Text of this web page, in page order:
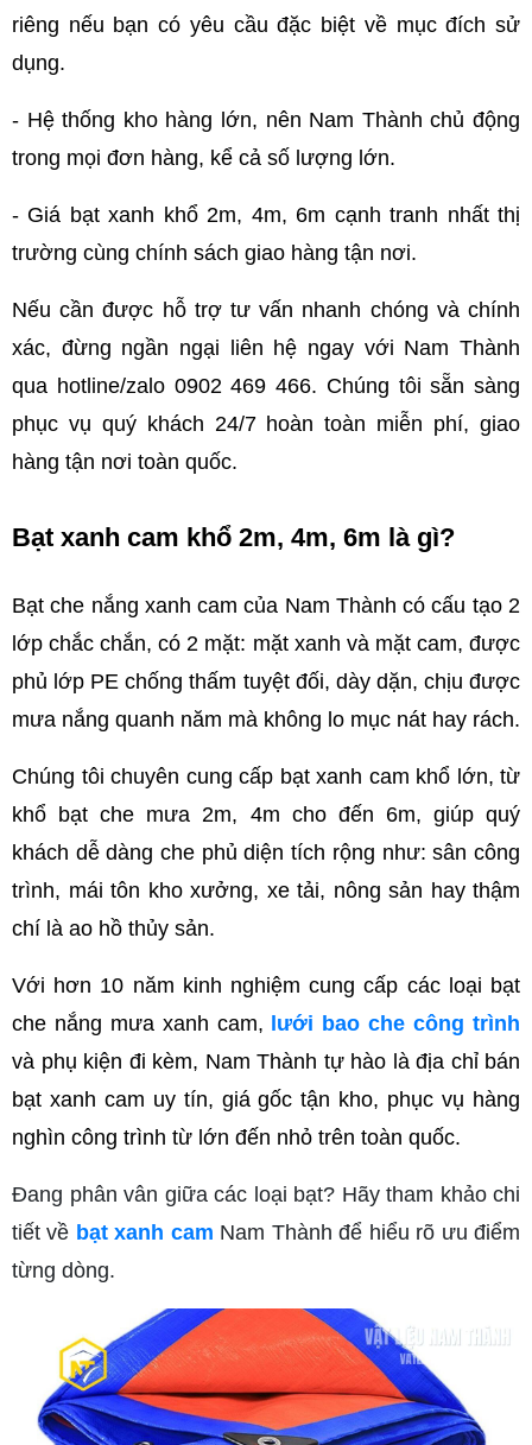
riêng nếu bạn có yêu cầu đặc biệt về mục đích sử
dụng.
- Hệ thống kho hàng lớn, nên Nam Thành chủ động
trong mọi đơn hàng, kể cả số lượng lớn.
- Giá bạt xanh khổ 2m, 4m, 6m cạnh tranh nhất thị
trường cùng chính sách giao hàng tận nơi.
Nếu cần được hỗ trợ tư vấn nhanh chóng và chính
xác, đừng ngần ngại liên hệ ngay với Nam Thành
qua hotline/zalo 0902 469 466. Chúng tôi sẵn sàng
phục vụ quý khách 24/7 hoàn toàn miễn phí, giao
hàng tận nơi toàn quốc.
Bạt xanh cam khổ 2m, 4m, 6m là gì?
Bạt che nắng xanh cam của Nam Thành có cấu tạo 2
lớp chắc chắn, có 2 mặt: mặt xanh và mặt cam, được
phủ lớp PE chống thấm tuyệt đối, dày dặn, chịu được
mưa nắng quanh năm mà không lo mục nát hay rách.
Chúng tôi chuyên cung cấp bạt xanh cam khổ lớn, từ
khổ bạt che mưa 2m, 4m cho đến 6m, giúp quý
khách dễ dàng che phủ diện tích rộng như: sân công
trình, mái tôn kho xưởng, xe tải, nông sản hay thậm
chí là ao hồ thủy sản.
Với hơn 10 năm kinh nghiệm cung cấp các loại bạt
che nắng mưa xanh cam, lưới bao che công trình
và phụ kiện đi kèm, Nam Thành tự hào là địa chỉ bán
bạt xanh cam uy tín, giá gốc tận kho, phục vụ hàng
nghìn công trình từ lớn đến nhỏ trên toàn quốc.
Đang phân vân giữa các loại bạt? Hãy tham khảo chi
tiết về bạt xanh cam Nam Thành để hiểu rõ ưu điểm
từng dòng.